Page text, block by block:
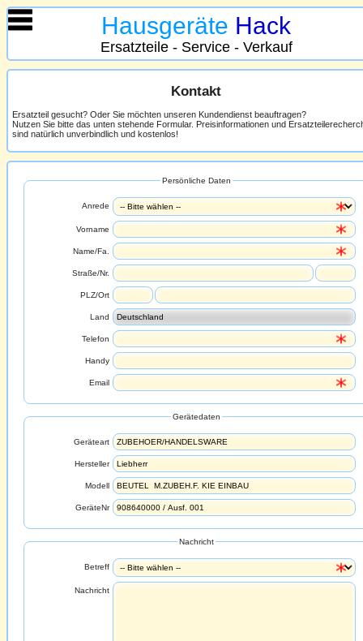
Hausgeräte Hack
Ersatzteile - Service - Verkauf
Kontakt
Ersatzteil gesucht? Oder Sie möchten unseren Kundendienst beauftragen?
Nutzen Sie bitte das unten stehende Formular. Preisinformationen und
sind natürlich unverbindlich und kostenlos!
Persönliche Daten
Anrede
Vorname
Name/Fa.
Straße/Nr.
PLZ/Ort
Land
Telefon
Handy
Email
Gerätedaten
Geräteart
Hersteller
Modell
GeräteNr
Nachricht
Betreff
Nachricht